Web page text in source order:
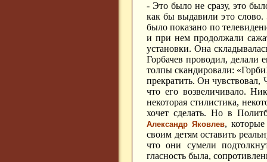
- Это было не сразу, это
как бы выдавили это слово.
было показано по
и при нем продолжали
установки. Она
Горбачев проводил, делали
толпы скандировали:
прекратить. Он чувствовал,
что его возвеличивало.
некоторая стилистика,
хочет сделать. Но в
Александр Яковлев,
своим детям оставить
что они сумели
гласность была,